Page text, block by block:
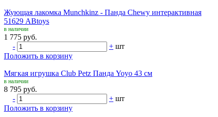
Жующая лакомка Munchkinz - Панда Chewy интерактивная
51629 ABtoys
в наличии
1 775 руб.
-
+ шт
Положить в корзину
Мягкая игрушка Club Petz Панда Yoyo 43 см
в наличии
8 795 руб.
-
+ шт
Положить в корзину